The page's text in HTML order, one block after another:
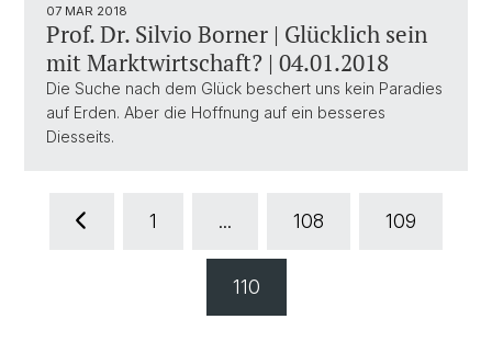
07 MAR 2018
Prof. Dr. Silvio Borner | Glücklich sein
mit Marktwirtschaft? | 04.01.2018
Die Suche nach dem Glück beschert uns kein Paradies
auf Erden. Aber die Hoffnung auf ein besseres
Diesseits.
1 ... 108 109
110